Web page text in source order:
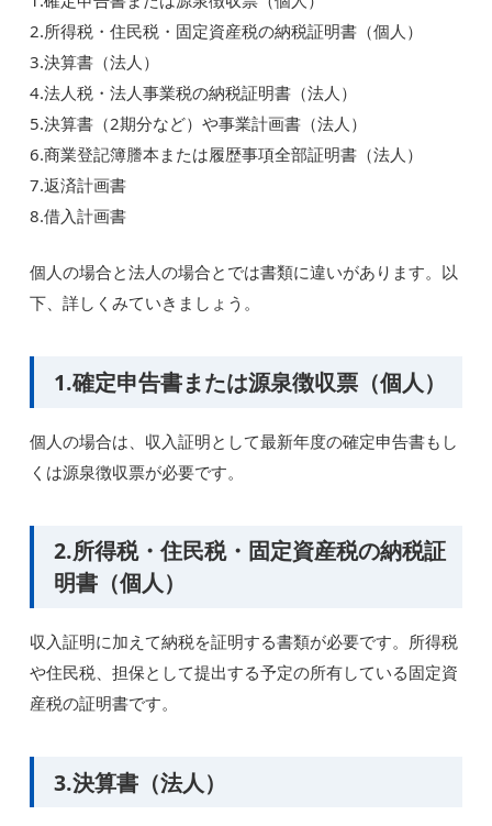
2.所得税・住民税・固定資産税の納税証明書（個人）
3.決算書（法人）
4.法人税・法人事業税の納税証明書（法人）
5.決算書（2期分など）や事業計画書（法人）
6.商業登記簿謄本または履歴事項全部証明書（法人）
7.返済計画書
8.借入計画書
個人の場合と法人の場合とでは書類に違いがあります。以
下、詳しくみていきましょう。
1.確定申告書または源泉徴収票（個人）
個人の場合は、収入証明として最新年度の確定申告書もし
くは源泉徴収票が必要です。
2.所得税・住民税・固定資産税の納税証
明書（個人）
収入証明に加えて納税を証明する書類が必要です。所得税
や住民税、担保として提出する予定の所有している固定資
産税の証明書です。
3.決算書（法人）